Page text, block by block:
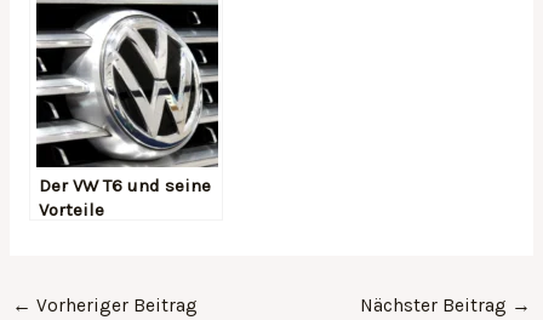
Der VW T6 und seine
Vorteile
← Vorheriger Beitrag Nächster Beitrag →